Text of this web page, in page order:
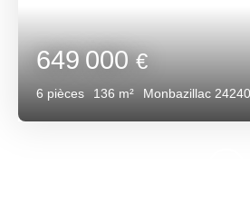
649 000€
6 pièces 136 m² Monbazillac 24240